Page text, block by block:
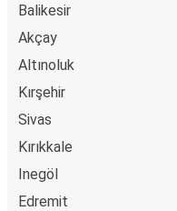
Balikesir
Akçay
Altınoluk
Kırşehir
Sivas
Kırıkkale
Inegöl
Edremit